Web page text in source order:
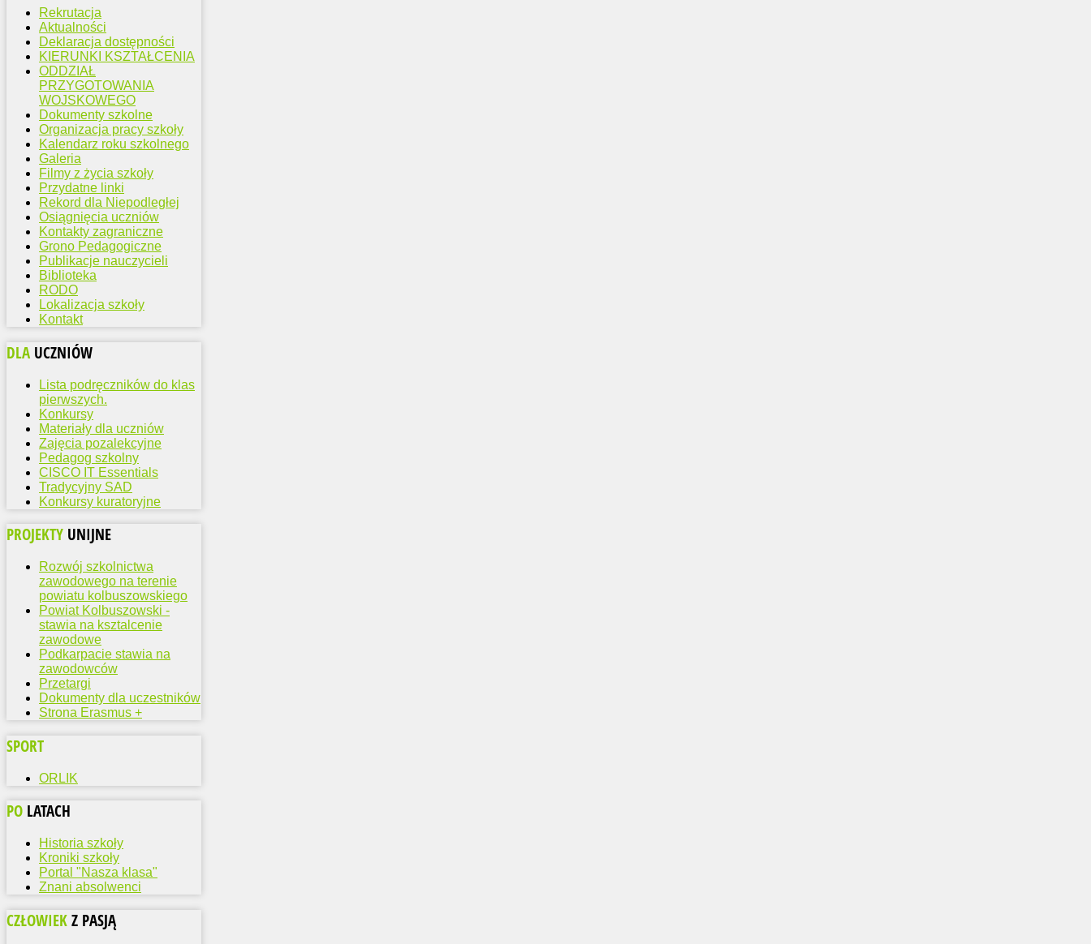
Rekrutacja
Aktualności
Deklaracja dostępności
KIERUNKI KSZTAŁCENIA
ODDZIAŁ
PRZYGOTOWANIA
WOJSKOWEGO
Dokumenty szkolne
Organizacja pracy szkoły
Kalendarz roku szkolnego
Galeria
Filmy z życia szkoły
Przydatne linki
Rekord dla Niepodległej
Osiągnięcia uczniów
Kontakty zagraniczne
Grono Pedagogiczne
Publikacje nauczycieli
Biblioteka
RODO
Lokalizacja szkoły
Kontakt
DLA UCZNIÓW
Lista podręczników do klas
pierwszych.
Konkursy
Materiały dla uczniów
Zajęcia pozalekcyjne
Pedagog szkolny
CISCO IT Essentials
Tradycyjny SAD
Konkursy kuratoryjne
PROJEKTY UNIJNE
Rozwój szkolnictwa
zawodowego na terenie
powiatu kolbuszowskiego
Powiat Kolbuszowski -
stawia na ksztalcenie
zawodowe
Podkarpacie stawia na
zawodowców
Przetargi
Dokumenty dla uczestników
Strona Erasmus +
SPORT
ORLIK
PO LATACH
Historia szkoły
Kroniki szkoły
Portal "Nasza klasa"
Znani absolwenci
CZŁOWIEK Z PASJĄ